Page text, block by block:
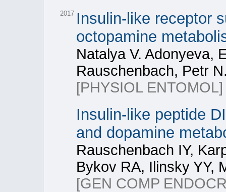
2017 Insulin-like receptor
octopamine
Natalya V. Adonyeva,
Rauschenbach, Petr
[PHYSIOL ENTOMOL]
Insulin-like peptide
and dopamine
Rauschenbach IY,
Bykov RA, Ilinsky YY,
[GEN COMP